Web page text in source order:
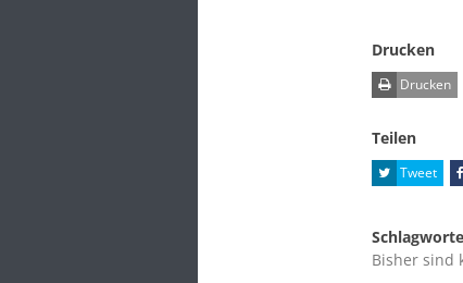
Drucken
Drucken
Teilen
Tweet
Schlagworte
Bisher sind